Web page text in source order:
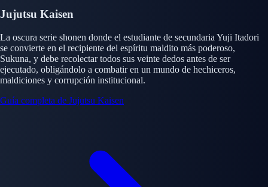
Jujutsu Kaisen
La oscura serie shonen donde el estudiante de secundaria Yuji Itadori
se convierte en el recipiente del espíritu maldito más poderoso,
Sukuna, y debe recolectar todos sus veinte dedos antes de ser
ejecutado, obligándolo a combatir en un mundo de hechiceros,
maldiciones y corrupción institucional.
Guía completa de Jujutsu Kaisen